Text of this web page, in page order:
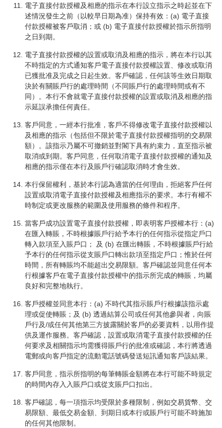
電子直接付款授權及相應的指示在本行設立指示之時起並在下
述情況發生之前（以較早日期為准）保持有效：(a) 電子直接
付款授權被客戶取消；或 (b) 電子直接付款授權於指示所指明
之日到期。
電子直接付款授權的設置或取消及相應的指示，將在本行以其
不時指定的方式通知客戶電子直接付款授權設置、修改或取消
已獲批准及完成之日起生效。客戶確認，任何該等生效日期取
決於有關賬戶行的處理時間（不同賬戶行的處理時間或有不
同）。本行不會就電子直接付款授權的設置或取消及相應的指
示延誤承擔任何責任。
客戶同意，一經本行批准，客戶不得修改電子直接付款授權以
及相應的指示（包括但不限於電子直接付款授權指明的交易限
額）。該指示乃屬不可撤銷並對閣下具有約束力，直至指示被
取消或到期。客戶同意，任何取消電子直接付款授權的通知及
相應的指示僅在本行及賬戶行確認取消時才會生效。
本行保留權利，基於本行認為適當的任何理由，拒絕客戶任何
設置或取消電子直接付款授權及相應指示的要求。本行有權不
時制定或更改服務的範圍及使用服務的條件和程序。
當客戶成功設置電子直接付款授權，即表明客戶授權本行：(a)
在匯入轉賬，不時根據賬戶行給予本行的任何指示從指定戶口
轉入款項至入賬戶口； 及 (b) 在匯出轉賬，不時根據賬戶行給
予本行的任何指示從支賬戶口轉出款項至指定戶口；惟於任何
時間，所有轉賬均不能超出交易限額。客戶確認並同意任何本
行根據客戶在電子直接付款授權中的指示所完成的轉賬，均屬
良好和完整地執行。
客戶授權並同意本行：(a) 不時代其指示賬戶行根據該指示處
理或促使轉賬；及 (b) 透過結算公司或任何其他參與者，向賬
戶行及/或任何其他第三方披露關於客戶的必要資料，以用作提
供及運作服務。客戶確認，設置或取消電子直接付款授權的任
何要求及相關指示均需獲得賬戶行的批准或確認，本行將透過
電郵或向客戶指定的流動電話號碼發送短訊通知客戶該結果。
客戶同意，指示所指明的每筆轉賬金額將在本行可能不時規定
的時間內存入入賬戶口或從支賬戶口扣出。
客戶確認，每一項指示均受限於多種限制，例如交易貨幣、交
易限額、最低交易金額、到期日或本行或賬戶行可能不時施加
的任何其他限制。